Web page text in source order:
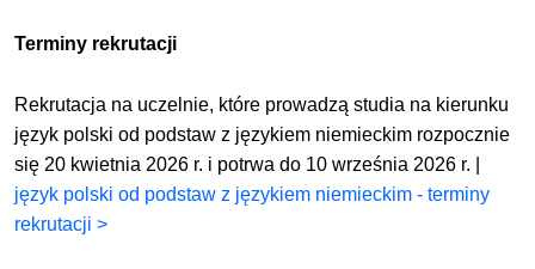
Terminy rekrutacji
Rekrutacja na uczelnie, które prowadzą studia na kierunku
język polski od podstaw z językiem niemieckim rozpocznie
się 20 kwietnia 2026 r. i potrwa do 10 września 2026 r. |
język polski od podstaw z językiem niemieckim - terminy
rekrutacji >